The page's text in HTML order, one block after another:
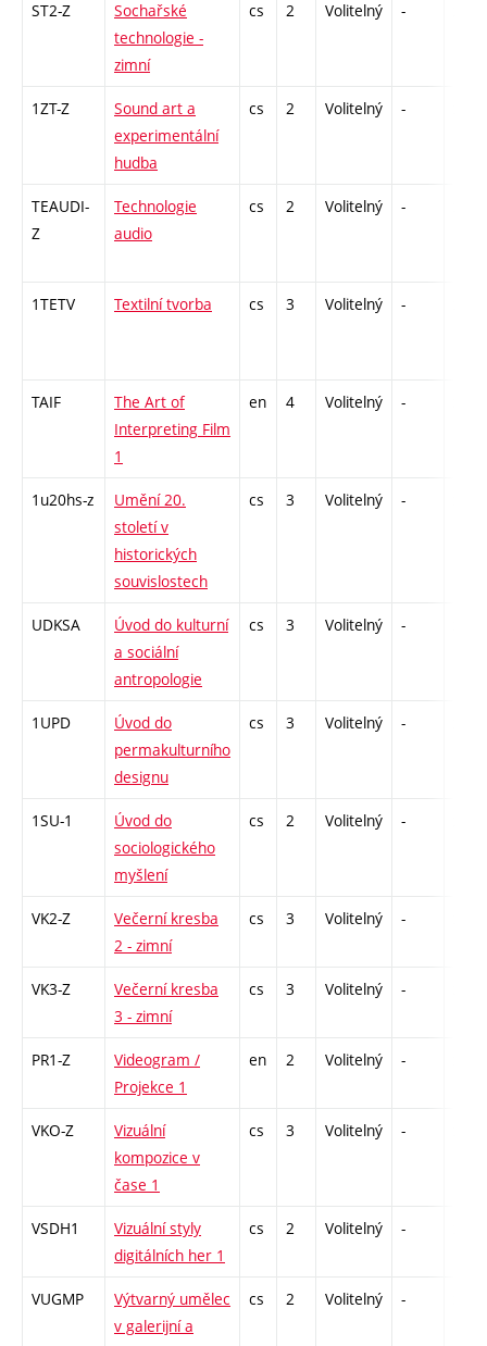
ST2-Z
Sochařské
technologie -
zimní
cs 2 Volitelný -
1ZT-Z
Sound art a
experimentální
hudba
cs 2 Volitelný -
TEAUDI-
Z
Technologie
audio
cs 2 Volitelný -
1TETV Textilní tvorba cs 3 Volitelný -
TAIF
The Art of
Interpreting Film
1
en 4 Volitelný -
1u20hs-z
Umění 20.
století v
historických
souvislostech
cs 3 Volitelný -
UDKSA
Úvod do kulturní
a sociální
antropologie
cs 3 Volitelný -
1UPD
Úvod do
permakulturního
designu
cs 3 Volitelný -
1SU-1
Úvod do
sociologického
myšlení
cs 2 Volitelný -
VK2-Z
Večerní kresba
2 - zimní
cs 3 Volitelný -
VK3-Z
Večerní kresba
3 - zimní
cs 3 Volitelný -
PR1-Z
Videogram /
Projekce 1
en 2 Volitelný -
VKO-Z
Vizuální
kompozice v
čase 1
cs 3 Volitelný -
VSDH1
Vizuální styly
digitálních her 1
cs 2 Volitelný -
VUGMP
Výtvarný umělec
v galerijní a
cs 2 Volitelný -